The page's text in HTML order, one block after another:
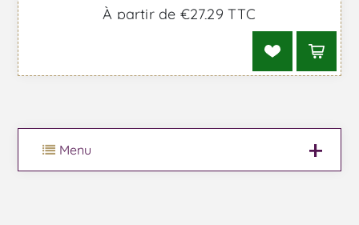
À partir de €27,29 TTC
Menu